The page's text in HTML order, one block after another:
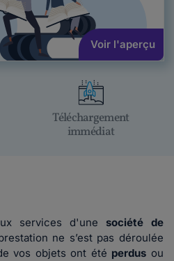
Voir l'aperçu
Téléchargement
immédiat
services d'une société de
ne s’est pas déroulée
vos objets ont été perdus ou